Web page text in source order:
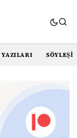
YAZILARI SÖYLEŞI